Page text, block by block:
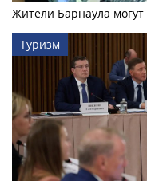
Жители Барнаула
Туризм